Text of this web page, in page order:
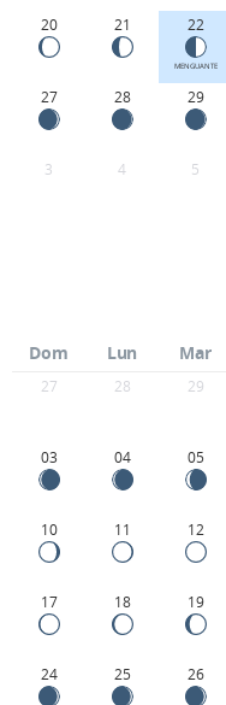
20 21 22
MENGUANTE
27 28 29
3 4 5
Dom Lun Mar
27 28 29
03 04 05
10 11 12
17 18 19
24 25 26